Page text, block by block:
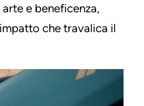
e beneficenza,
che travalica il